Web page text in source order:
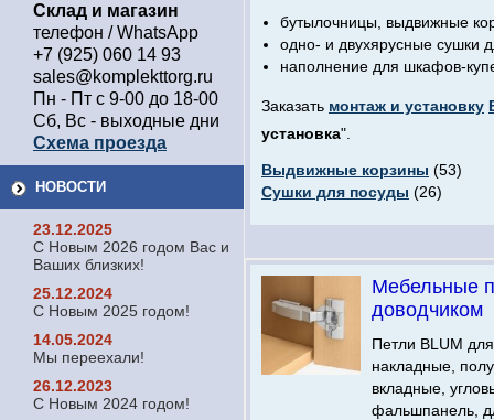
Склад и магазин
телефон / WhatsApp
+7 (925) 060 14 93
sales@komplekttorg.ru
Пн - Пт с 9-00 до 18-00
Сб, Вс - выходные дни
Схема проезда
НОВОСТИ
23.12.2025
С Новым 2026 годом Вас и
Ваших близких!
25.12.2024
С Новым 2025 годом!
14.05.2024
Мы переехали!
26.12.2023
С Новым 2024 годом!
бутылочницы, выдвижные
одно- и двухярусные сушки
наполнение для шкафов-
Заказать монтаж и установку
установка".
Выдвижные корзины (53)
Сушки для посуды (26)
Мебельные
доводчиком
Петли BLUM
накладные,
вкладные,
фальшпанель,